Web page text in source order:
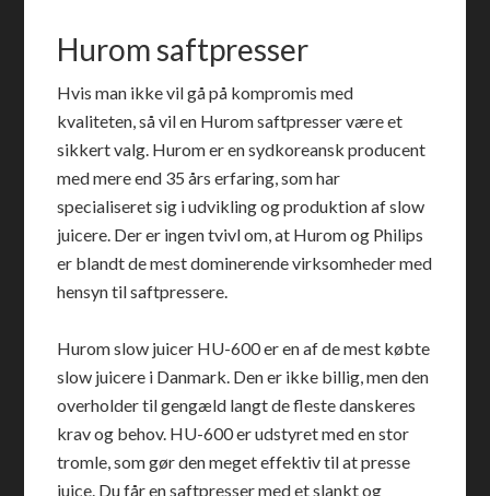
Hurom saftpresser
Hvis man ikke vil gå på kompromis med
kvaliteten, så vil en Hurom saftpresser være et
sikkert valg. Hurom er en sydkoreansk producent
med mere end 35 års erfaring, som har
specialiseret sig i udvikling og produktion af slow
juicere. Der er ingen tvivl om, at Hurom og Philips
er blandt de mest dominerende virksomheder med
hensyn til saftpressere.
Hurom slow juicer HU-600 er en af de mest købte
slow juicere i Danmark. Den er ikke billig, men den
overholder til gengæld langt de fleste danskeres
krav og behov. HU-600 er udstyret med en stor
tromle, som gør den meget effektiv til at presse
juice. Du får en saftpresser med et slankt og